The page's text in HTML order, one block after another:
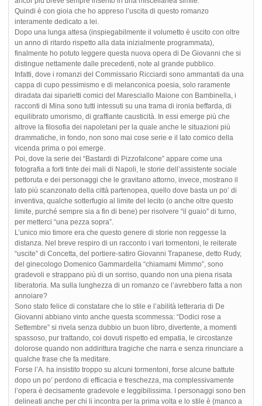
Quindi è con gioia che ho appreso l’uscita di questo romanzo
interamente dedicato a lei.
Dopo una lunga attesa (inspiegabilmente il volumetto è uscito con oltre
un anno di ritardo rispetto alla data inizialmente programmata),
finalmente ho potuto leggere questa nuova opera di De Giovanni che si
distingue nettamente dalle precedenti, note al grande pubblico.
Infatti, dove i romanzi del Commissario Ricciardi sono ammantati da una
cappa di cupo pessimismo e di melanconica poesia, solo raramente
diradata dai siparietti comici del Maresciallo Maione con Bambinella, i
racconti di Mina sono tutti intessuti su una trama di ironia beffarda, di
equilibrato umorismo, di graffiante causticità. In essi emerge più che
altrove la filosofia dei napoletani per la quale anche le situazioni più
drammatiche, in fondo, non sono mai cose serie e il lato comico della
vicenda prima o poi emerge.
Poi, dove la serie dei “Bastardi di Pizzofalcone” appare come una
fotografia a forti tinte dei mali di Napoli, le storie dell’assistente sociale
pettoruta e dei personaggi che le gravitano attorno, invece, mostrano il
lato più scanzonato della città partenopea, quello dove basta un po’ di
inventiva, qualche sotterfugio al limite del lecito (o anche oltre questo
limite, purché sempre sia a fin di bene) per risolvere “il guaio” di turno,
per metterci “una pezza sopra”.
L’unico mio timore era che questo genere di storie non reggesse la
distanza. Nel breve respiro di un racconto i vari tormentoni, le reiterate
“uscite” di Concetta, del portiere-satiro Giovanni Trapanese, detto Rudy,
del ginecologo Domenico Gammardella “chiamami Mimmo”, sono
gradevoli e strappano più di un sorriso, quando non una piena risata
liberatoria. Ma sulla lunghezza di un romanzo ce l’avrebbero fatta a non
annoiare?
Sono stato felice di constatare che lo stile e l’abilità letteraria di De
Giovanni abbiano vinto anche questa scommessa: “Dodici rose a
Settembre” si rivela senza dubbio un buon libro, divertente, a momenti
spassoso, pur trattando, coi dovuti rispetto ed empatia, le circostanze
dolorose quando non addirittura tragiche che narra e senza rinunciare a
qualche frase che fa meditare.
Forse l’A. ha insistito troppo su alcuni tormentoni, forse alcune battute
dopo un po’ perdono di efficacia e freschezza, ma complessivamente
l’opera è decisamente gradevole e leggibilissima. I personaggi sono ben
delineati anche per chi li incontra per la prima volta e lo stile è (manco a